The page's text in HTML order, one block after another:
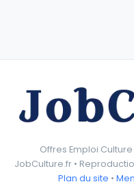
Offres Emploi
JobCulture.fr •
Plan du site •